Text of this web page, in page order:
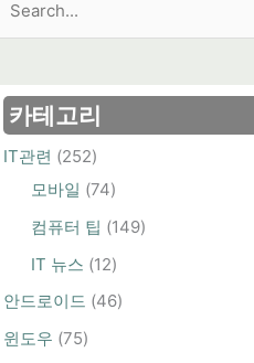
상
카테고리
IT관련 (252)
모바일 (74)
컴퓨터 팁 (149)
IT 뉴스 (12)
안드로이드 (46)
윈도우 (75)